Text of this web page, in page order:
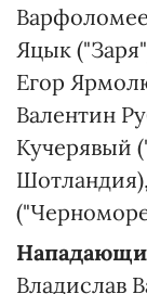
Яцык
Егор
Валентин
Кучерявый
Владислав